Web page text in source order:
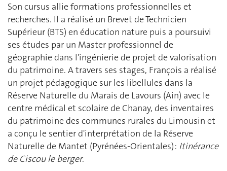
Son cursus allie formations professionnelles et
recherches. Il a réalisé un Brevet de Technicien
Supérieur (BTS) en éducation nature puis a poursuivi
ses études par un Master professionnel de
géographie dans l'ingénierie de projet de valorisation
du patrimoine. A travers ses stages, François a réalisé
un projet pédagogique sur les libellules dans la
Réserve Naturelle du Marais de Lavours (Ain) avec le
centre médical et scolaire de Chanay, des inventaires
du patrimoine des communes rurales du Limousin et
a conçu le sentier d'interprétation de la Réserve
Naturelle de Mantet (Pyrénées-Orientales) : Itinérance
de Ciscou le berger.